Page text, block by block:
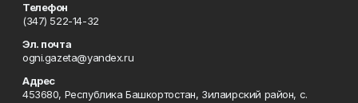
Телефон
(347) 522-14-32
Эл. почта
ogni.gazeta@yandex.ru
Адрес
453680, Республика Башкортостан, Зилаирский район, с.